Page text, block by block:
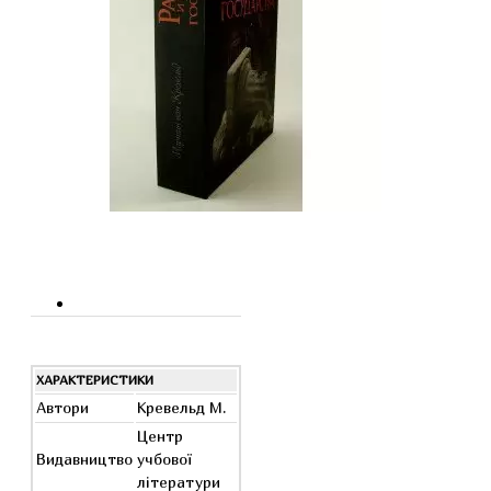
ХАРАКТЕРИСТИКИ
Автори Кревельд М.
Видавництво
Центр
учбової
літератури